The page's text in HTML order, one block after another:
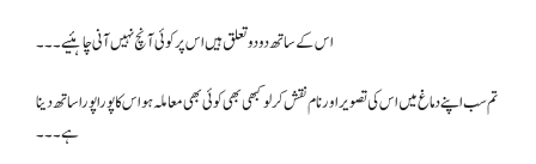
اس کے ساتھ دو دو تعلق ہیں اس پر کوئی آنچ نہیں آنی چاہئیے ۔۔۔
تم سب اپنے دماغ میں اس کی تصویر اور نام نقش کر لو کبھی بھی کوئی بھی معاملہ ہو اس کا پورا پورا ساتھ دینا
ہے۔۔۔